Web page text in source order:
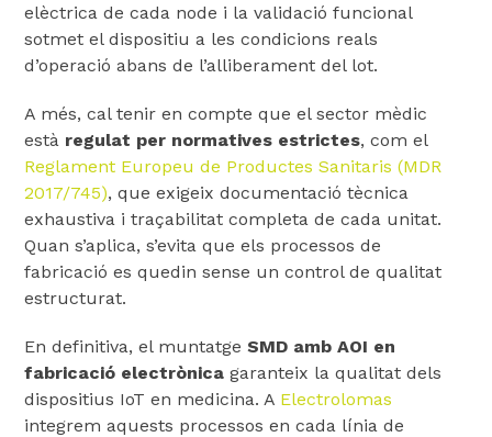
elèctrica de cada node i la validació funcional
sotmet el dispositiu a les condicions reals
d’operació abans de l’alliberament del lot.
A més, cal tenir en compte que el sector mèdic
està regulat per normatives estrictes, com el
Reglament Europeu de Productes Sanitaris (MDR
2017/745), que exigeix ​​documentació tècnica
exhaustiva i traçabilitat completa de cada unitat.
Quan s’aplica, s’evita que els processos de
fabricació es quedin sense un control de qualitat
estructurat.
En definitiva, el muntatgeSMD amb AOI en
fabricació electrònica garanteix la qualitat dels
dispositius IoT en medicina. A Electrolomas
integrem aquests processos en cada línia de